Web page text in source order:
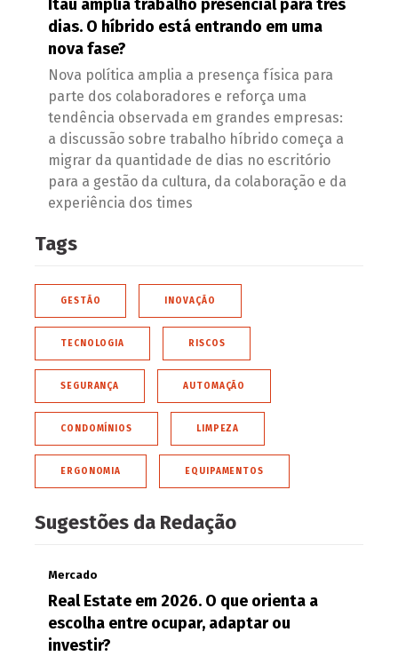
Itaú amplia trabalho presencial para três
dias. O híbrido está entrando em uma
nova fase?
Nova política amplia a presença física para
parte dos colaboradores e reforça uma
tendência observada em grandes empresas:
a discussão sobre trabalho híbrido começa a
migrar da quantidade de dias no escritório
para a gestão da cultura, da colaboração e da
experiência dos times
Tags
GESTÃO INOVAÇÃO
TECNOLOGIA RISCOS
SEGURANÇA AUTOMAÇÃO
CONDOMÍNIOS LIMPEZA
ERGONOMIA EQUIPAMENTOS
Sugestões da Redação
Mercado
Real Estate em 2026. O que orienta a
escolha entre ocupar, adaptar ou
investir?